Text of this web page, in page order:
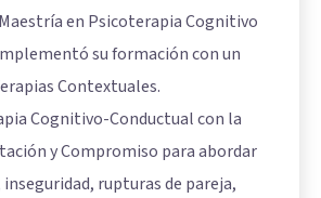
en Psicoterapia Cognitivo
su formación con un
Contextuales.
Cognitivo-Conductual con la
y Compromiso para abordar
rupturas de pareja,